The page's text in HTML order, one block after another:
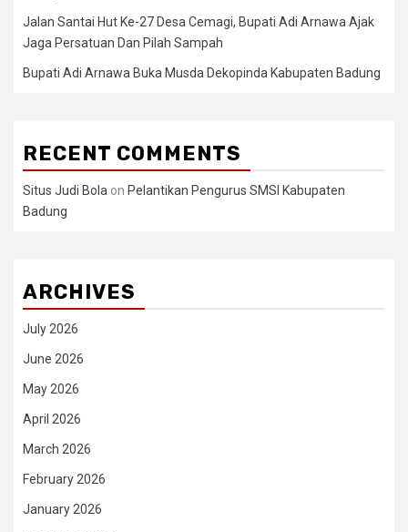
Jalan Santai Hut Ke-27 Desa Cemagi, Bupati Adi Arnawa Ajak
Jaga Persatuan Dan Pilah Sampah
Bupati Adi Arnawa Buka Musda Dekopinda Kabupaten Badung
RECENT COMMENTS
Situs Judi Bola on Pelantikan Pengurus SMSI Kabupaten
Badung
ARCHIVES
July 2026
June 2026
May 2026
April 2026
March 2026
February 2026
January 2026